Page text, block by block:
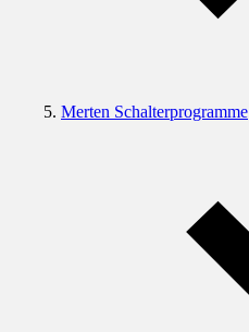
Merten Schalterprogramme